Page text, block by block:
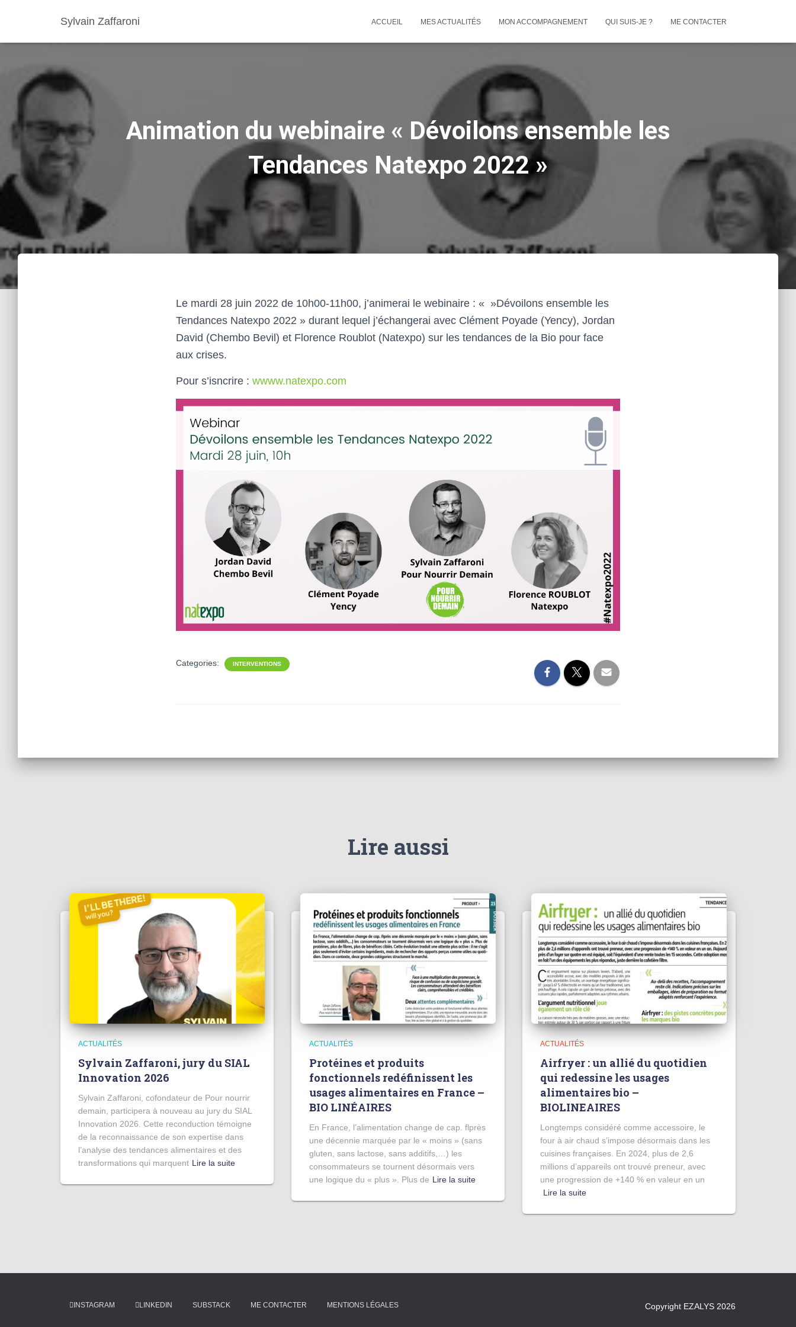
Sylvain Zaffaroni ACCUEIL MES ACTUALITÉS MON ACCOMPAGNEMENT QUI SUIS-JE ? ME CONTACTER
Animation du webinaire « Dévoilons ensemble les
Tendances Natexpo 2022 »
Le mardi 28 juin 2022 de 10h00-11h00, j’animerai le webinaire : « »Dévoilons ensemble les
Tendances Natexpo 2022 » durant lequel j’échangerai avec Clément Poyade (Yency), Jordan
David (Chembo Bevil) et Florence Roublot (Natexpo) sur les tendances de la Bio pour face
aux crises.
Pour s’isncrire : wwww.natexpo.com
Categories: INTERVENTIONS
Lire aussi
ACTUALITÉS
Sylvain Zaffaroni, jury du SIAL
Innovation 2026
Sylvain Zaffaroni, cofondateur de Pour nourrir
demain, participera à nouveau au jury du SIAL
Innovation 2026. Cette reconduction témoigne
de la reconnaissance de son expertise dans
l’analyse des tendances alimentaires et des
transformations qui marquent Lire la suite
ACTUALITÉS
Protéines et produits
fonctionnels redéfinissent les
usages alimentaires en France –
BIO LINÉAIRES
En France, l’alimentation change de cap. flprès
une décennie marquée par le « moins » (sans
gluten, sans lactose, sans additifs,…) les
consommateurs se tournent désormais vers
une logique du « plus ». Plus de Lire la suite
ACTUALITÉS
Airfryer : un allié du quotidien
qui redessine les usages
alimentaires bio –
BIOLINEAIRES
Longtemps considéré comme accessoire, le
four à air chaud s’impose désormais dans les
cuisines françaises. En 2024, plus de 2,6
millions d’appareils ont trouvé preneur, avec
une progression de +140 % en valeur en un
Lire la suite
INSTAGRAM LINKEDIN SUBSTACK ME CONTACTER MENTIONS LÉGALES Copyright EZALYS 2026